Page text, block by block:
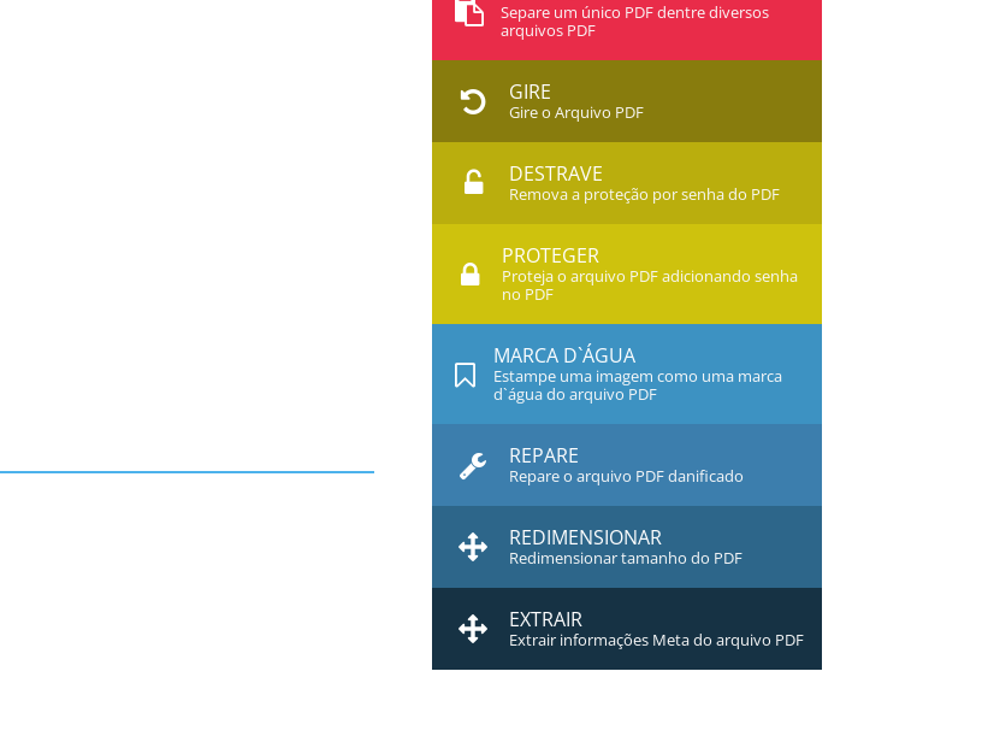
Separe um único PDF dentre diversos
arquivos PDF
GIRE
Gire o Arquivo PDF
DESTRAVE
Remova a proteção por senha do PDF
PROTEGER
Proteja o arquivo PDF adicionando senha
no PDF
MARCA D`ÁGUA
Estampe uma imagem como uma marca
d`água do arquivo PDF
REPARE
Repare o arquivo PDF danificado
REDIMENSIONAR
Redimensionar tamanho do PDF
EXTRAIR
Extrair informações Meta do arquivo PDF